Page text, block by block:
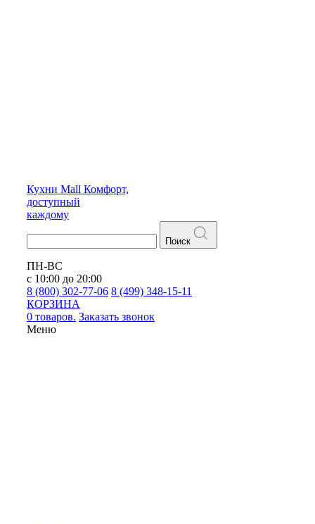
Кухни Mall Комфорт,
доступный
каждому
Поиск
ПН-ВС
с 10:00 до 20:00
8 (800) 302-77-06 8 (499) 348-15-11
КОРЗИНА
0 товаров. Заказать звонок
Меню